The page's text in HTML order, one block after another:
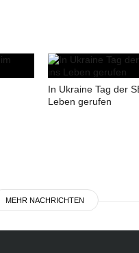
In Ukraine Tag der
Leben gerufen
MEHR NACHRICHTEN